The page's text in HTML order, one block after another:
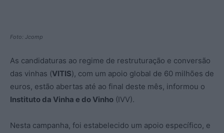
Foto: Jcomp
As candidaturas ao regime de restruturação e conversão
das vinhas (VITIS), com um apoio global de 60 milhões de
euros, estão abertas até ao final deste mês, informou o
Instituto da Vinha e do Vinho (IVV).
Nesta campanha, foi estabelecido um apoio específico, e